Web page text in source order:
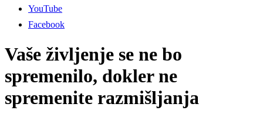
YouTube
Facebook
Vaše življenje se ne bo
spremenilo, dokler ne
spremenite razmišljanja